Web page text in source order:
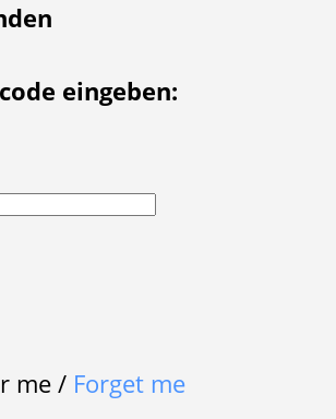
eingeben:
me/ Forget me